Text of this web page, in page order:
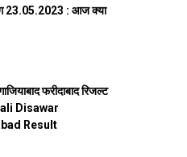
23.05.2023 : आज क्या
फरीदाबाद रिजल्ट
Disawar
Result